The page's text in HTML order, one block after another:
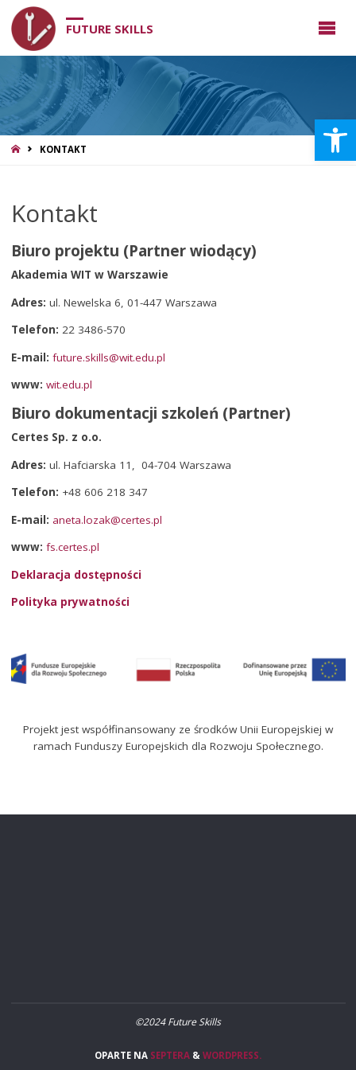
FUTURE SKILLS
STRONA
KONTAKT
Kontakt
Biuro projektu (Partner wiodący)
Akademia WIT w Warszawie
Adres: ul. Newelska 6, 01-447 Warszawa
Telefon: 22 3486-570
E-mail: future.skills@wit.edu.pl
www: wit.edu.pl
Biuro dokumentacji szkoleń (Partner)
Certes Sp. z o.o.
Adres: ul. Hafciarska 11, 04-704 Warszawa
Telefon: +48 606 218 347
E-mail: aneta.lozak@certes.pl
www: fs.certes.pl
Deklaracja dostępności
Polityka prywatności
Projekt jest współfinansowany ze środków Unii Europejskiej w
ramach Funduszy Europejskich dla Rozwoju Społecznego.
©2024 Future Skills
OPARTE NA SEPTERA & WORDPRESS.